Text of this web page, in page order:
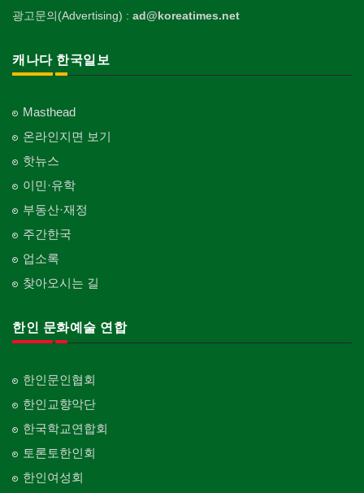
광고문의(Advertising) : ad@koreatimes.net
캐나다 한국일보
Masthead
온라인지면 보기
핫뉴스
이민·유학
부동산·재정
주간한국
업소록
찾아오시는 길
한인 문화예술 연합
한인문인협회
한인교향악단
한국학교연합회
토론토한인회
한인여성회